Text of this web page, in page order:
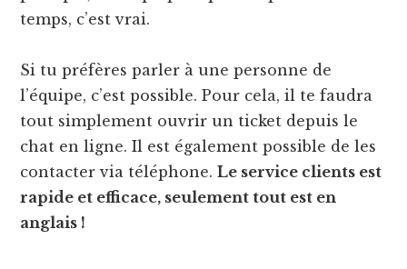
temps, c’est vrai.
Si tu préfères parler à une personne de
l’équipe, c’est possible. Pour cela, il te faudra
tout simplement ouvrir un ticket depuis le
chat en ligne. Il est également possible de les
contacter via téléphone.Le service clients est
rapide et efficace, seulement tout est en
anglais !